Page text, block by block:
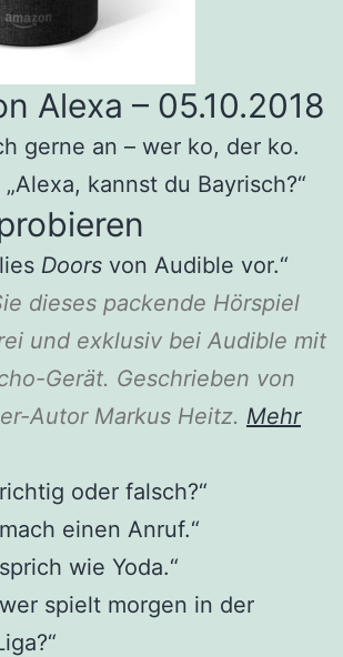
Alexa – 05.10.2018
gerne an – wer ko, der ko.
kannst du Bayrisch?“
Doors von Audible vor.“
dieses packende Hörspiel
und exklusiv bei Audible mit
Gerät. Geschrieben von
Autor Markus Heitz. Mehr
oder falsch?“
einen Anruf.“
wie Yoda.“
spielt morgen in der